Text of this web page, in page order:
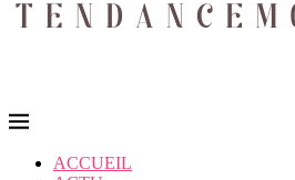
ACCUEIL